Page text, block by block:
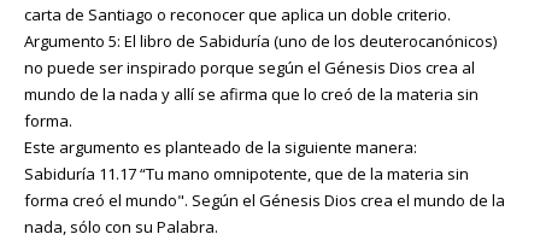
carta de Santiago o reconocer que aplica un doble criterio.
Argumento 5: El libro de Sabiduría (uno de los deuterocanónicos)
no puede ser inspirado porque según el Génesis Dios crea al
mundo de la nada y allí se afirma que lo creó de la materia sin
forma.
Este argumento es planteado de la siguiente manera:
Sabiduría 11.17 “Tu mano omnipotente, que de la materia sin
forma creó el mundo". Según el Génesis Dios crea el mundo de la
nada, sólo con su Palabra.